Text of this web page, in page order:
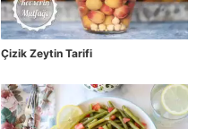
Çizik Zeytin Tarifi